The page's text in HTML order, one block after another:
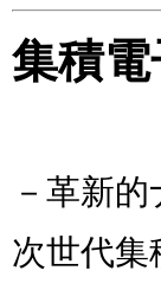
集積
－革新
次世代